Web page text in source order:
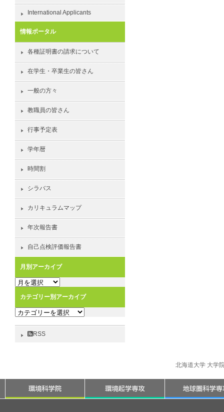
International Applicants
情報ポータル
各種証明書の請求について
在学生・卒業生の皆さん
一般の方々
教職員の皆さん
行事予定表
学年暦
時間割
シラバス
カリキュラムマップ
年次報告書
自己点検評価報告書
月別アーカイブ
月
ー
カ
イ
カテゴリー別アーカイブ
カ
ゴ
カ
RSS
北海道大学 大学